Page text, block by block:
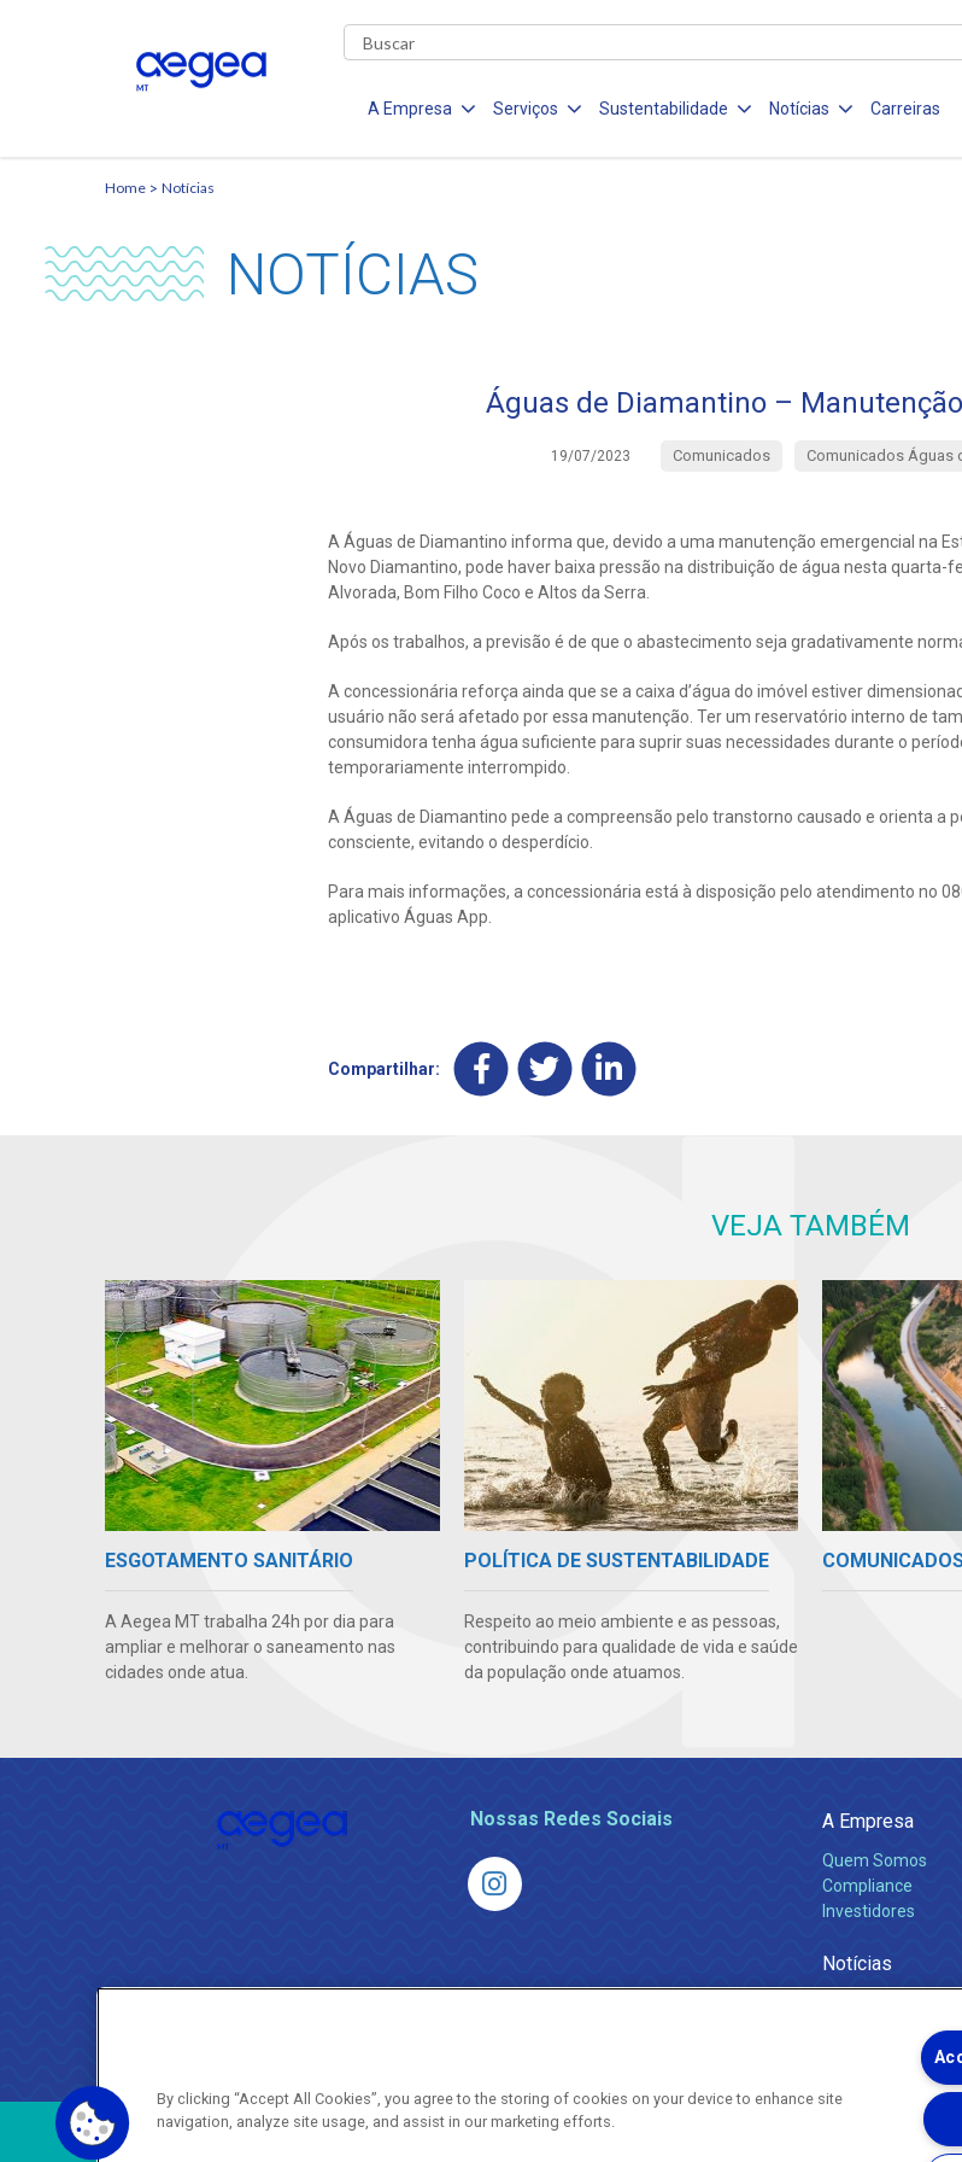
A Empresa Serviços Sustentabilidade Notícias Carreiras
Home Notícias
NOTÍCIAS
Águas de Diamantino –
19/07/2023 Comunicados Comunicados Águas
A Águas de Diamantino informa que, devido a uma manutenção emergencial na
Novo Diamantino, pode haver baixa pressão na distribuição de água nesta quarta-
Alvorada, Bom Filho Coco e Altos da Serra.
Após os trabalhos, a previsão é de que o abastecimento seja gradativamente
A concessionária reforça ainda que se a caixa d’água do imóvel estiver
usuário não será afetado por essa manutenção. Ter um reservatório interno de
consumidora tenha água suficiente para suprir suas necessidades durante o
temporariamente interrompido.
A Águas de Diamantino pede a compreensão pelo transtorno causado e orienta a
consciente, evitando o desperdício.
Para mais informações, a concessionária está à disposição pelo atendimento no
aplicativo Águas App.
Compartilhar:
VEJA TAMBÉM
ESGOTAMENTO SANITÁRIO
A Aegea MT trabalha 24h por dia para
ampliar e melhorar o saneamento nas
cidades onde atua.
POLÍTICA DE SUSTENTABILIDADE
Respeito ao meio ambiente e as pessoas,
contribuindo para qualidade de vida e saúde
da população onde atuamos.
Nossas Redes Sociais A Empresa
Quem Somos
Compliance
Investidores
Notícias
Copyright ® 2026 - Todos os
By clicking “Accept All Cookies”, you agree to the storing of cookies on your device to enhance site
navigation, analyze site usage, and assist in our marketing efforts.